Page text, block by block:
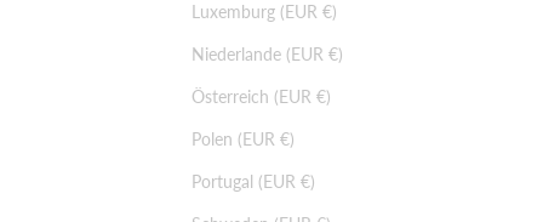
Luxemburg (EUR €)
Niederlande (EUR €)
Österreich (EUR €)
Polen (EUR €)
Portugal (EUR €)